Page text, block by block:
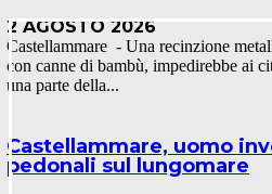
2 AGOSTO 2026
Castellammare - Una recinzione
con canne di bambù, impedirebbe ai
una parte della...
Castellammare, uomo
pedonali sul lungomare